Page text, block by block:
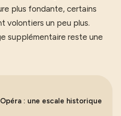
plus fondante, certains
volontiers un peu plus.
supplémentaire reste une
: une escale historique